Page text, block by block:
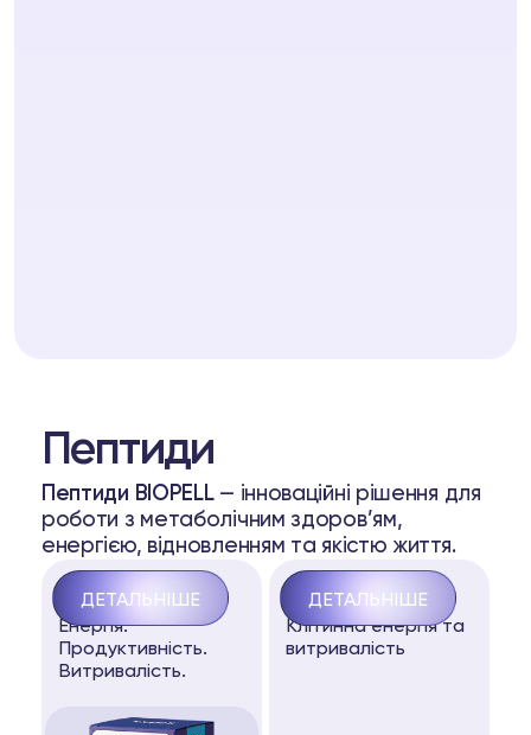
Пептиди
Пептиди BIOPELL — інноваційні рішення для
роботи з метаболічним здоров’ям,
енергією, відновленням та якістю життя.
NADH
Енергія.
Продуктивність.
Витривалість.
ДЕТАЛЬНІШЕ MOTS-С
Клітинна енергія та
витривалість
ДЕТАЛЬНІШЕ